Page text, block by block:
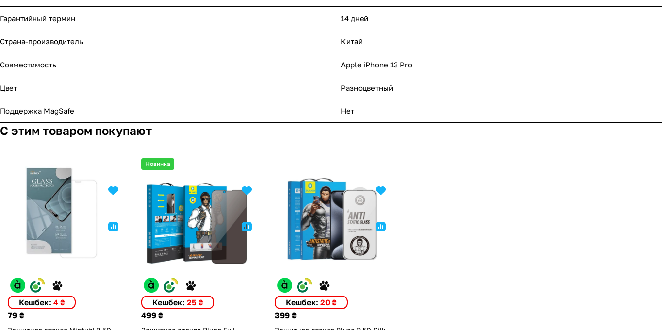
Гарантийный термин 14 дней
Страна-производитель Китай
Совместимость Apple iPhone 13 Pro
Цвет Разноцветный
Поддержка MagSafe Нет
С этим товаром покупают
Кешбек: 4 ₴
79 ₴
Новинка
Кешбек:25 ₴
499 ₴
Кешбек:20 ₴
399 ₴